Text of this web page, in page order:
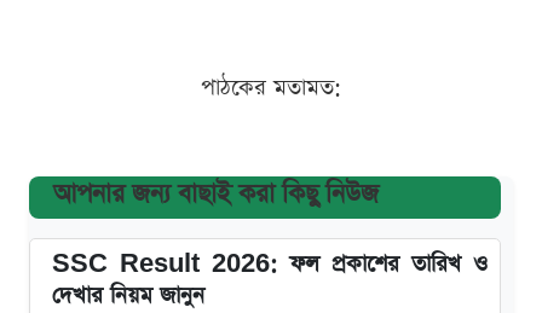
পাঠকের মতামত:
আপনার জন্য বাছাই করা কিছু নিউজ
SSC Result 2026: ফল প্রকাশের তারিখ ও
দেখার নিয়ম জানুন